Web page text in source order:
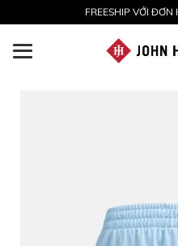
FREESHIP VỚI